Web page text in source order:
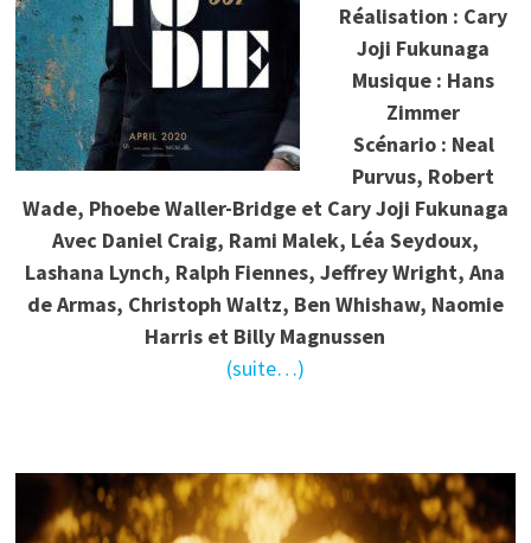
Réalisation : Cary
Joji Fukunaga
Musique : Hans
Zimmer
Scénario : Neal
Purvus, Robert
Wade, Phoebe Waller-Bridge et Cary Joji Fukunaga
Avec Daniel Craig, Rami Malek, Léa Seydoux,
Lashana Lynch, Ralph Fiennes, Jeffrey Wright, Ana
de Armas, Christoph Waltz, Ben Whishaw, Naomie
Harris et Billy Magnussen
(suite…)